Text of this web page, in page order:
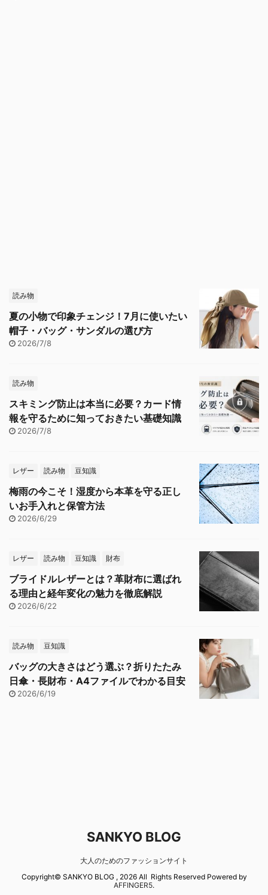
読み物
夏の小物で印象チェンジ！7月に使いたい
帽子・バッグ・サンダルの選び方
2026/7/8
読み物
スキミング防止は本当に必要？カード情
報を守るために知っておきたい基礎知識
2026/7/8
レザー 読み物 豆知識
梅雨の今こそ！湿度から本革を守る正し
いお手入れと保管方法
2026/6/29
レザー 読み物 豆知識 財布
ブライドルレザーとは？革財布に選ばれ
る理由と経年変化の魅力を徹底解説
2026/6/22
読み物 豆知識
バッグの大きさはどう選ぶ？折りたたみ
日傘・長財布・A4ファイルでわかる目安
2026/6/19
SANKYO BLOG
大人のためのファッションサイト
Copyright© SANKYO BLOG , 2026 All Rights Reserved Powered by
AFFINGER5.